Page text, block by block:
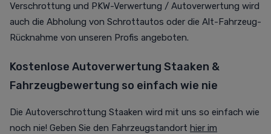
Verschrottung und PKW-Verwertung / Autoverwertung wird
auch die Abholung von Schrottautos oder die Alt-Fahrzeug-
Rücknahme von unseren Profis angeboten.
Kostenlose Autoverwertung Staaken &
Fahrzeugbewertung so einfach wie nie
Die Autoverschrottung Staaken wird mit uns so einfach wie
noch nie! Geben Sie den Fahrzeugstandort hier im